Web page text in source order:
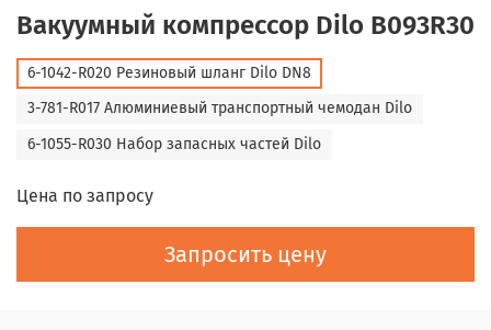
Вакуумный компрессор Dilo B093R30
6-1042-R020 Резиновый шланг Dilo DN8
3-781-R017 Алюминиевый транспортный чемодан Dilo
6-1055-R030 Набор запасных частей Dilo
Цена по запросу
Запросить цену